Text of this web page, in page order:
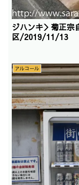
ジハンキ＞菊正宗
区/2019/11/13
アルコール